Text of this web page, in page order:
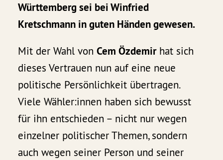
Württemberg sei bei Winfried
Kretschmann in guten Händen gewesen.
Mit der Wahl vonCem Özdemirhat sich
dieses Vertrauen nun auf eine neue
politische Persönlichkeit übertragen.
Viele Wähler:innen haben sich bewusst
für ihn entschieden – nicht nur wegen
einzelner politischer Themen, sondern
auch wegen seiner Person und seiner